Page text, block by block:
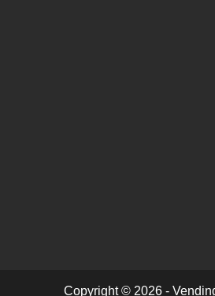
Copyright © 2026 -